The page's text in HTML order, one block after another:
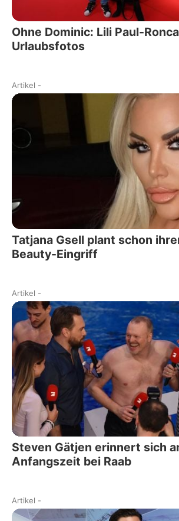
Ohne Dominic: Lili Paul-
Urlaubsfotos
Artikel -
Tatjana Gsell plant schon
Beauty-Eingriff
Artikel -
Steven Gätjen erinnert sich
Anfangszeit bei Raab
Artikel -